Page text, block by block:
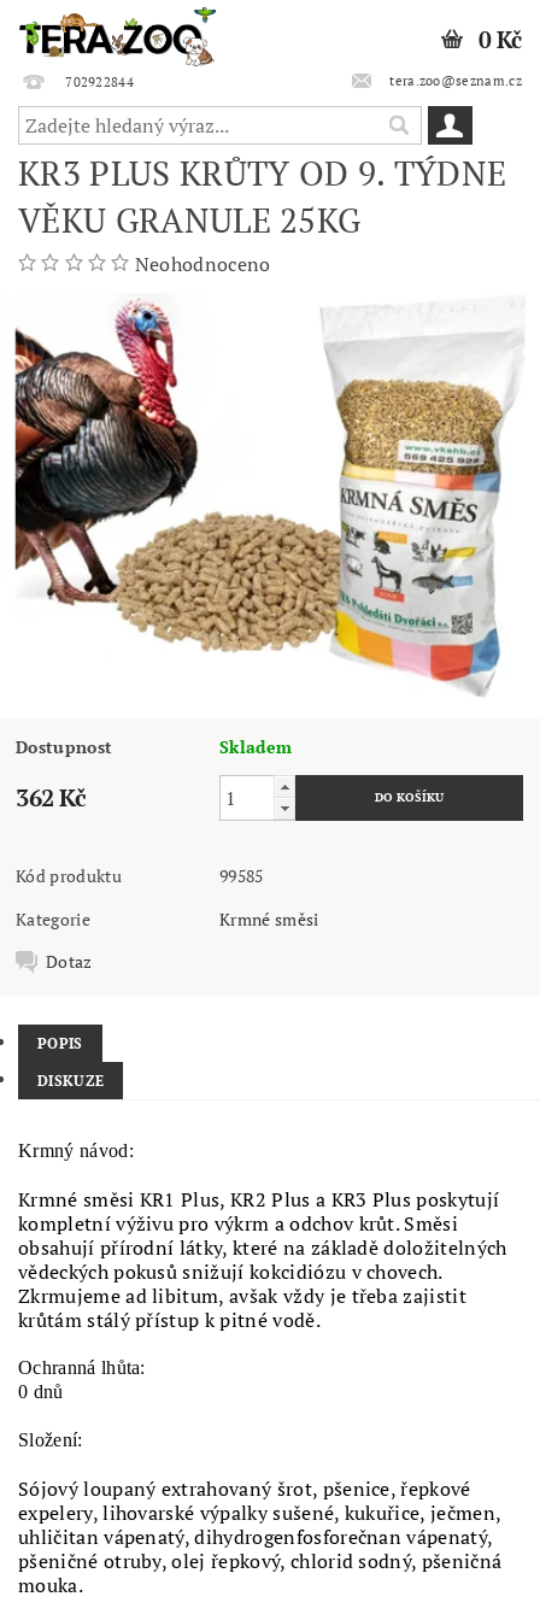
702922844 tera.zoo@seznam.cz
0 Kč
KR3 PLUS KRŮTY OD 9. TÝDNE
VĚKU GRANULE 25KG
Neohodnoceno
Dostupnost Skladem
362 Kč
Kód produktu
99585
Kategorie
Krmné směsi
Dotaz
POPIS
DISKUZE
Krmný návod:
Krmné směsi KR1 Plus, KR2 Plus a KR3 Plus poskytují
kompletní výživu pro výkrm a odchov krůt. Směsi
obsahují přírodní látky, které na základě doložitelných
vědeckých pokusů snižují kokcidiózu v chovech.
Zkrmujeme ad libitum, avšak vždy je třeba zajistit
krůtám stálý přístup k pitné vodě.
Ochranná lhůta:
0 dnů
Složení:
Sójový loupaný extrahovaný šrot, pšenice, řepkové
expelery, lihovarské výpalky sušené, kukuřice, ječmen,
uhličitan vápenatý, dihydrogenfosforečnan vápenatý,
pšeničné otruby, olej řepkový, chlorid sodný, pšeničná
mouka.